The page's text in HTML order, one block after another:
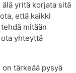
yritä korjata sitä
että kaikki
mitään
yhteyttä
tärkeää pysyä